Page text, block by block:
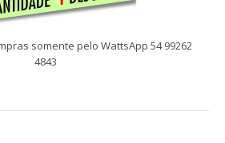
pelo WattsApp 54 99262 4843 Faixas
com seu público alv..
somente pelo WattsApp 54 99262
4843